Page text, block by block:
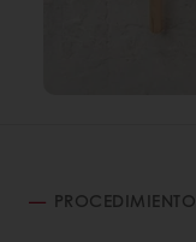
PROCEDIMIENTO